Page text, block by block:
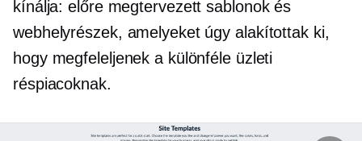
kínálja:előre megtervezett sablonok és
webhelyrészek, amelyeket úgy alakítottak ki,
hogy megfeleljenek a különféle üzleti
réspiacoknak.